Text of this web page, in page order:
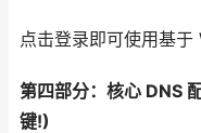
点击登录即可使用基于
第四部分：核心 DNS
键!)